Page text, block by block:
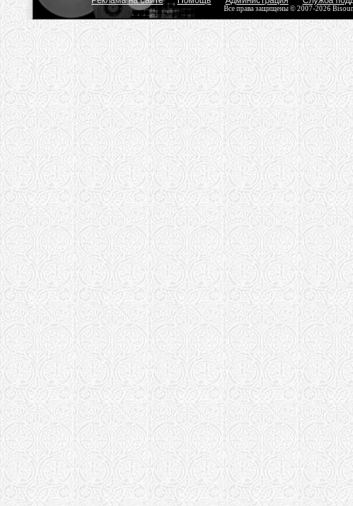
Все права защищены © 2007-2026